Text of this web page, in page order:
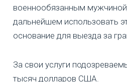
военнообязанным
дальнейшем использовать
основание для выезда за
За свои услуги
тысяч долларов США.